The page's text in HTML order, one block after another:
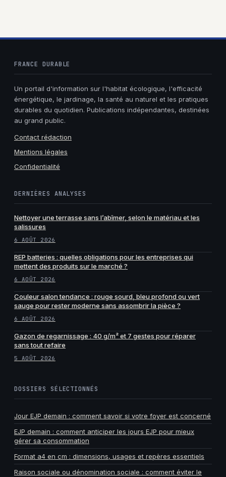
FRANCE DURABLE
Un portail d'information sur l'habitat écologique, l'efficacité
énergétique, le jardinage, la santé au naturel et les pratiques
durables du quotidien. Publications indépendantes, destinées
au grand public.
Contact rédaction
Mentions légales
Confidentialité
DERNIÈRES ANALYSES
Nettoyer une terrasse sans l’abîmer, selon le matériau et les
salissures
6 AOÛT 2026
REP batteries : quelles obligations pour les entreprises qui
mettent des produits sur le marché ?
6 AOÛT 2026
Couleur salon tendance : rouge sourd, bleu profond ou vert
sauge pour rester moderne sans assombrir la pièce ?
6 AOÛT 2026
Gazon de regarnissage : 40 g/m² et 7 gestes pour réparer
sans tout refaire
5 AOÛT 2026
DOSSIERS SÉLECTIONNÉS
Jour EJP demain : comment savoir si votre foyer est concerné
EJP demain : comment anticiper les jours EJP pour mieux
gérer sa consommation
Format a4 en cm : dimensions, usages et repères essentiels
Raison sociale ou dénomination sociale : comment éviter le